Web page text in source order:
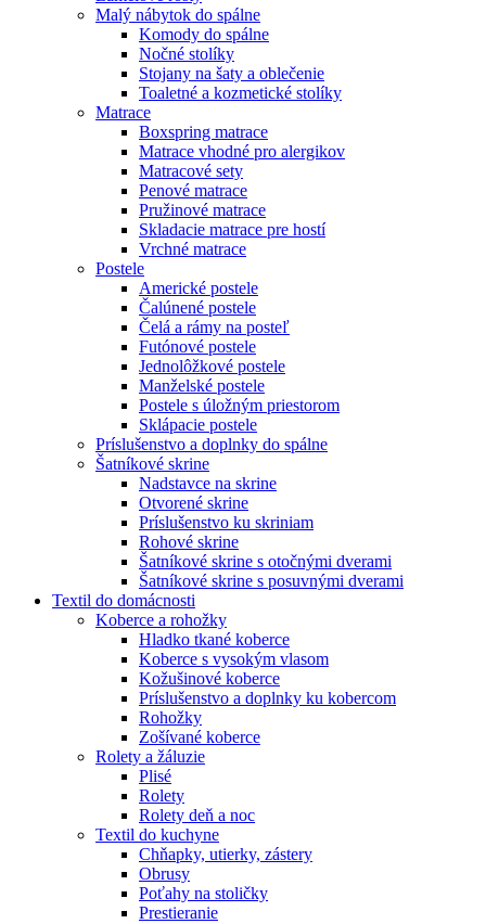
Malý nábytok do spálne
Komody do spálne
Nočné stolíky
Stojany na šaty a oblečenie
Toaletné a kozmetické stolíky
Matrace
Boxspring matrace
Matrace vhodné pro alergikov
Matracové sety
Penové matrace
Pružinové matrace
Skladacie matrace pre hostí
Vrchné matrace
Postele
Americké postele
Čalúnené postele
Čelá a rámy na posteľ
Futónové postele
Jednolôžkové postele
Manželské postele
Postele s úložným priestorom
Sklápacie postele
Príslušenstvo a doplnky do spálne
Šatníkové skrine
Nadstavce na skrine
Otvorené skrine
Príslušenstvo ku skriniam
Rohové skrine
Šatníkové skrine s otočnými dverami
Šatníkové skrine s posuvnými dverami
Textil do domácnosti
Koberce a rohožky
Hladko tkané koberce
Koberce s vysokým vlasom
Kožušinové koberce
Príslušenstvo a doplnky ku kobercom
Rohožky
Zošívané koberce
Rolety a žáluzie
Plisé
Rolety
Rolety deň a noc
Textil do kuchyne
Chňapky, utierky, zástery
Obrusy
Poťahy na stoličky
Prestieranie